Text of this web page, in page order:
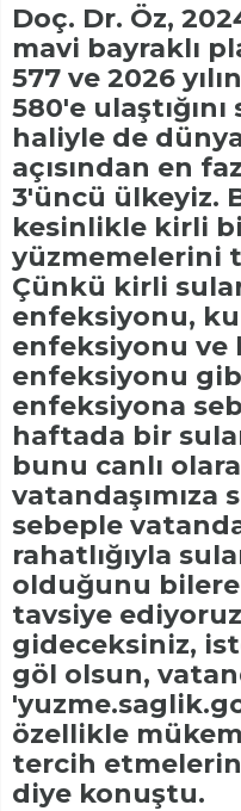
Doç. Dr. Öz,
mavi bayraklı
577 ve 2026
580'e
haliyle de
açısından en
3'üncü ülkeyiz.
kesinlikle kirli
yüzmemelerini
Çünkü kirli
enfeksiyonu,
enfeksiyonu ve
enfeksiyonu
enfeksiyona
haftada bir
bunu canlı
vatandaşımıza
sebeple
rahatlığıyla
olduğunu
tavsiye
gideceksiniz,
göl olsun,
özellikle
tercih
diye konuştu.